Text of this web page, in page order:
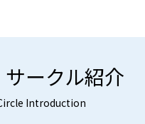
ークル紹介
Introduction